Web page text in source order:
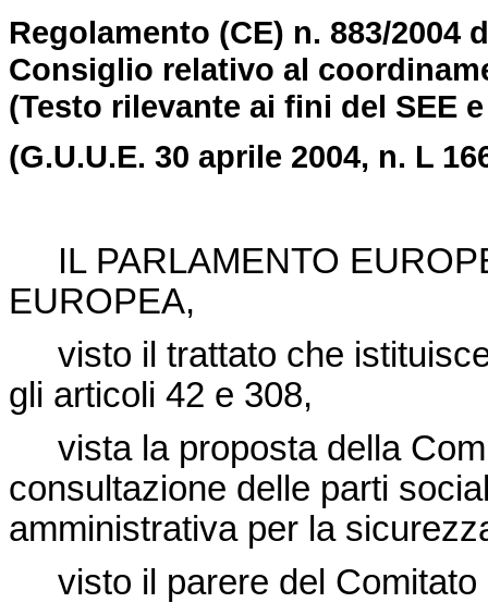
Regolamento (CE) n. 883/2004
Consiglio relativo al
(Testo rilevante ai fini del SEE
(G.U.U.E. 30 aprile 2004, n. L
IL PARLAMENTO
EUROPEA,
visto il trattato che
gli articoli 42 e 308,
vista la proposta della
consultazione delle parti
amministrativa per la
visto il parere del Comitato